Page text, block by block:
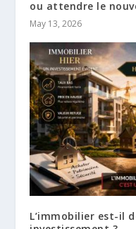
ou attendre le
May 13, 2026
L’immobilier est-il